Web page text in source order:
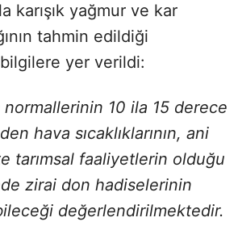
karışık yağmur ve kar
tahmin edildiği
yer verildi:
normallerinin 10 ila 15 derece
hava sıcaklıklarının, ani
tarımsal faaliyetlerin olduğu
zirai don hadiselerinin
değerlendirilmektedir.